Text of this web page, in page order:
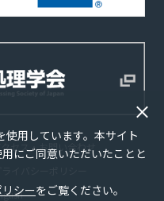
セス・お問い合わせ
用しています。本サイト
にご同意いただいたことと
シーをご覧ください。